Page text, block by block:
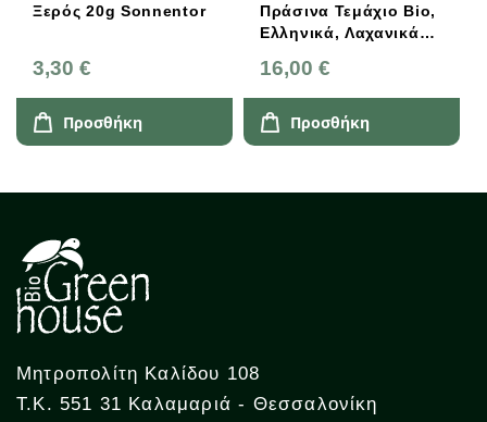
Ξερός 20g Sonnentor
3,30 €
Προσθήκη
Πράσινα Τεμάχιο Bio,
Ελληνικά, Λαχανικά
16,00 €
Προσθήκη
Μητροπολίτη Καλίδου 108
Τ.Κ. 551 31 Καλαμαριά - Θεσσαλονίκη